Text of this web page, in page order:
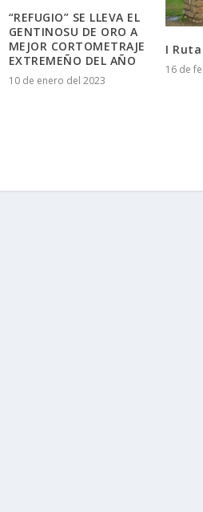
“REFUGIO” SE LLEVA EL
GENTINOSU DE ORO A
MEJOR CORTOMETRAJE
EXTREMEÑO DEL AÑO
10 de enero del 2023
I
16 de